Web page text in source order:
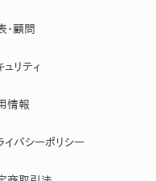
・顧問
ュリティ
情報
イバシーポリシー